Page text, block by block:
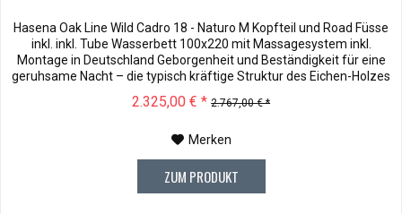
Hasena Oak Line Wild Cadro 18 - Naturo M Kopfteil und Road Füsse
inkl. inkl. Tube Wasserbett 100x220 mit Massagesystem inkl.
Montage in Deutschland Geborgenheit und Beständigkeit für eine
geruhsame Nacht – die typisch kräftige Struktur des Eichen-Holzes
unserer Oak-Line eine starke und behagliche Aura. Dieses...
2.325,00 € * 2.767,00 € *
Merken
ZUM PRODUKT